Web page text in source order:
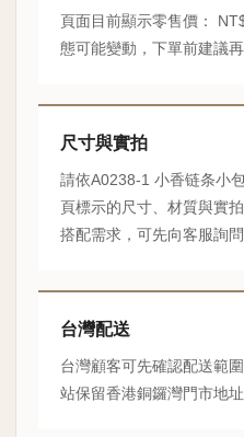
頁面目前顯示零售價：
態可能變動，下單前建議再
尺寸與實拍
請依A0238-1 小香链条小
頁標示的尺寸、材質與實
搭配需求，可先向客服詢問
台灣配送
台灣顧客可先確認配送範
站保留香港銅鑼灣門市地址